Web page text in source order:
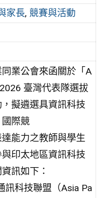
家長, 競賽與活動
業公會來函關於「A
臺灣代表隊選拔
擬遴選具資訊科技
際競
能力之教師與學生
印太地區資訊科技
訊如下：
訊科技聯盟（Asia Pa